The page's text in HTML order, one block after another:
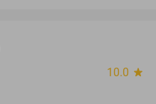
10.0 star